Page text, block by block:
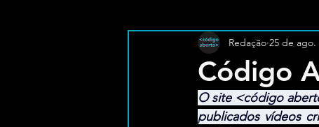
Código
Redação 25 de ago.
O site <código
publicados vídeos